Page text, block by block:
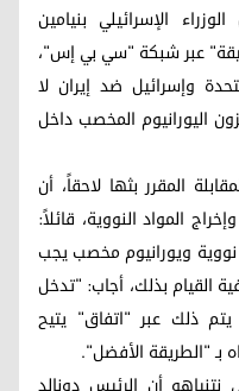
رئيس الوزراء الإسرائيلي بنيامين
في مقابلة مع برنامج "60 دقيقة" عبر شبكة "سي بي إس"،
وإسرائيل ضد إيران لا
اليورانيوم المخصب داخل
المقرر بثها لاحقاً، أن
المواد النووية، قائلاً:
نووية ويورانيوم مخصب يجب
القيام بذلك، أجاب: "تدخل
ذلك عبر "اتفاق" يتيح
بـ "الطريقة الأفضل".